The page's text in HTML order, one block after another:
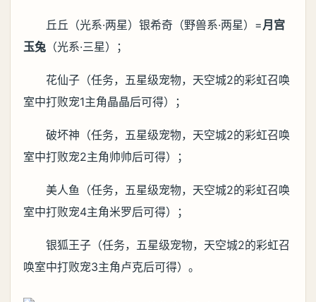
丘丘（光系·两星）银希奇（野兽系·两星）=月宫
玉兔 （光系·三星）；
花仙子（任务，五星级宠物，天空城2的彩虹召唤
室中打败宠1主角晶晶后可得）；
破坏神（任务，五星级宠物，天空城2的彩虹召唤
室中打败宠2主角帅帅后可得）；
美人鱼（任务，五星级宠物，天空城2的彩虹召唤
室中打败宠4主角米罗后可得）；
银狐王子（任务，五星级宠物，天空城2的彩虹召
唤室中打败宠3主角卢克后可得）。